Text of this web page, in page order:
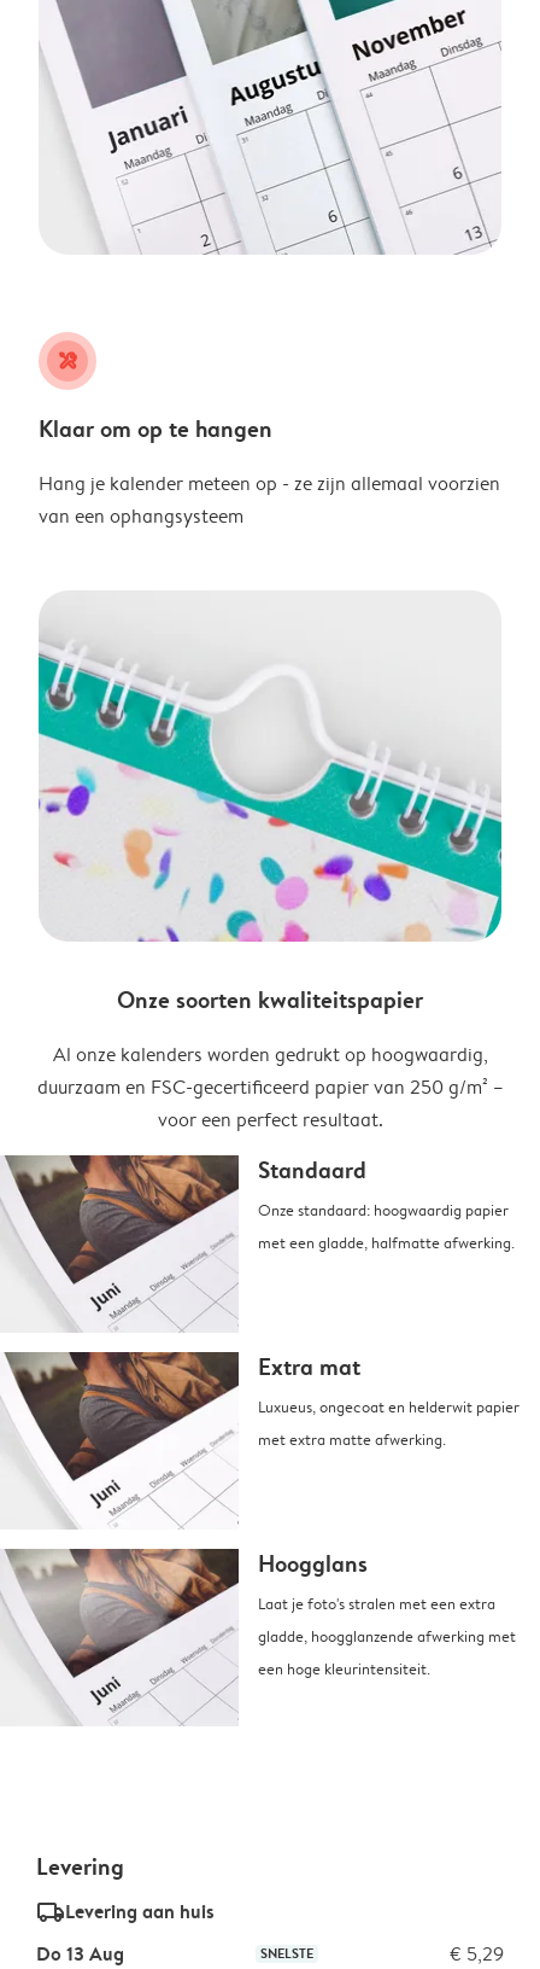
tools
Klaar om op te hangen
Hang je kalender meteen op - ze zijn allemaal voorzien
van een ophangsysteem
Onze soorten kwaliteitspapier
Al onze kalenders worden gedrukt op hoogwaardig,
duurzaam en FSC-gecertificeerd papier van 250 g/m² –
voor een perfect resultaat.
Standaard
Onze standaard: hoogwaardig papier
met een gladde, halfmatte afwerking.
Extra mat
Luxueus, ongecoat en helderwit papier
met extra matte afwerking.
Hoogglans
Laat je foto's stralen met een extra
gladde, hoogglanzende afwerking met
een hoge kleurintensiteit.
Levering
delivery_standard_v2Levering aan huis
Do 13 Aug
SNELSTE € 5,29